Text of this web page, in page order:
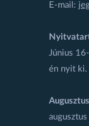
E-mail:
Június
én nyit ki.